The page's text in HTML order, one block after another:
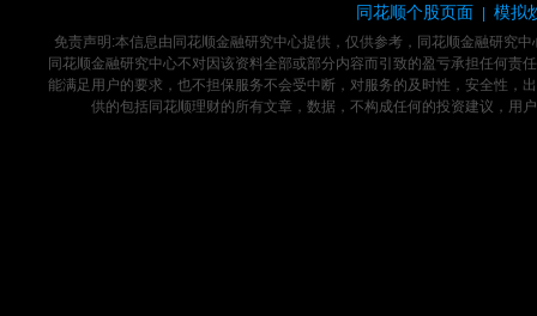
同花顺个股页面 | 模拟
免责声明:本信息由同花顺金融研究中心提供，仅供参考，同花顺金融研究
同花顺金融研究中心不对因该资料全部或部分内容而引致的盈亏承担任何
能满足用户的要求，也不担保服务不会受中断，对服务的及时性，安全性，
供的包括同花顺理财的所有文章，数据，不构成任何的投资建议，用